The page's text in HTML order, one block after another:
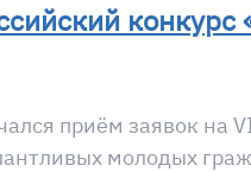
конкурс
приём заявок на
молодых